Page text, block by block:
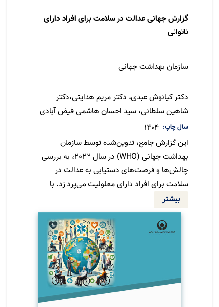
گزارش جهانی عدالت در سلامت برای افراد دارای
ناتوانی
سازمان بهداشت جهانی
دکتر کیانوش عبدی، دکتر مریم هدایتی،دکتر
شاهین سلطانی، سید احسان هاشمی فیض آبادی
- امیر قنبری اردی
سال چاپ 1404
این گزارش جامع، تدوین‌شده توسط سازمان
بهداشت جهانی (WHO) در سال 2022، به بررسی
چالش‌ها و فرصت‌های دستیابی به عدالت در
سلامت برای افراد دارای معلولیت می‌پردازد. با
تکیه بر داده‌های جهانی و تحلیل‌های اقتصادی،
این گزارش نشان می‌دهد که چگونه نابرابری‌های
سلامت برای این گروه از جمعیت، نه‌تنها یک تعهد
اخلاقی و حقوقی برای دولت‌هاست، بلکه
سرمایه‌گذاری ضروری برای پیشرفت اولویت‌های
سلامت جهانی و توسعه اجتماعی-اقتصادی به
شمار می‌رود.
بیشتر